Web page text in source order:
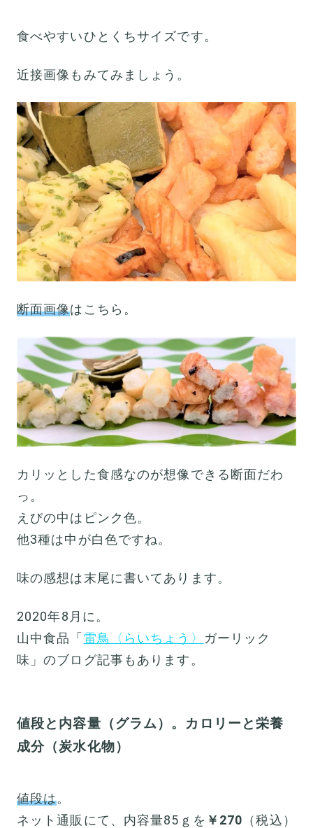
食べやすいひとくちサイズです。
近接画像もみてみましょう。
断面画像はこちら。
カリッとした食感なのが想像できる断面だわ
っ。
えびの中はピンク色。
他3種は中が白色ですね。
味の感想は末尾に書いてあります。
2020年8月に。
山中食品「雷鳥〈らいちょう〉
ガーリック
味」のブログ記事もあります。
値段と内容量（グラム）。カロリーと栄養
成分（炭水化物）
値段は。
ネット通販にて、内容量85ｇを ￥270 （税込）